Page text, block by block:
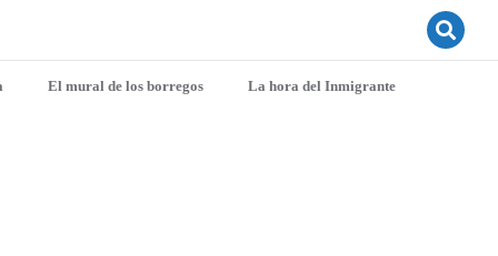
El mural de los borregos La hora del Inmigrante